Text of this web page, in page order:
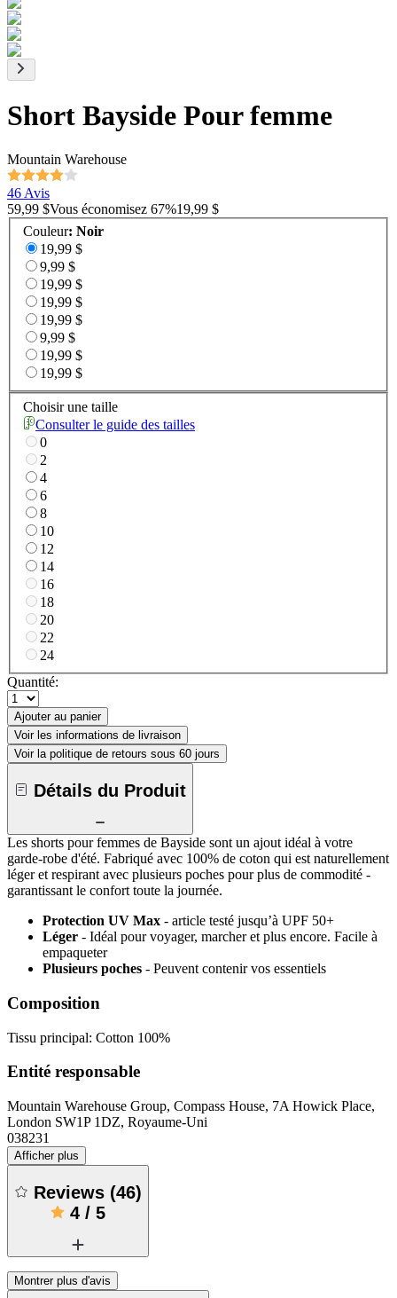
Short Bayside Pour femme
Mountain Warehouse
46 Avis
59,99 $Vous économisez 67%19,99 $
Couleur: Noir
19,99 $
9,99 $
19,99 $
19,99 $
19,99 $
9,99 $
19,99 $
19,99 $
Choisir une taille
Consulter le guide des tailles
0
2
4
6
8
10
12
14
16
18
20
22
24
Quantité:
Ajouter au panier
Voir les informations de livraison
Voir la politique de retours sous 60 jours
Détails du Produit
Les shorts pour femmes de Bayside sont un ajout idéal à votre
garde-robe d'été. Fabriqué avec 100% de coton qui est naturellement
léger et respirant avec plusieurs poches pour plus de commodité -
garantissant le confort toute la journée.
Protection UV Max - article testé jusqu’à UPF 50+
Léger - Idéal pour voyager, marcher et plus encore. Facile à
empaqueter
Plusieurs poches - Peuvent contenir vos essentiels
Composition
Tissu principal: Cotton 100%
Entité responsable
Mountain Warehouse Group, Compass House, 7A Howick Place,
London SW1P 1DZ, Royaume-Uni
038231
Afficher plus
Reviews (46)
4 / 5
Montrer plus d'avis